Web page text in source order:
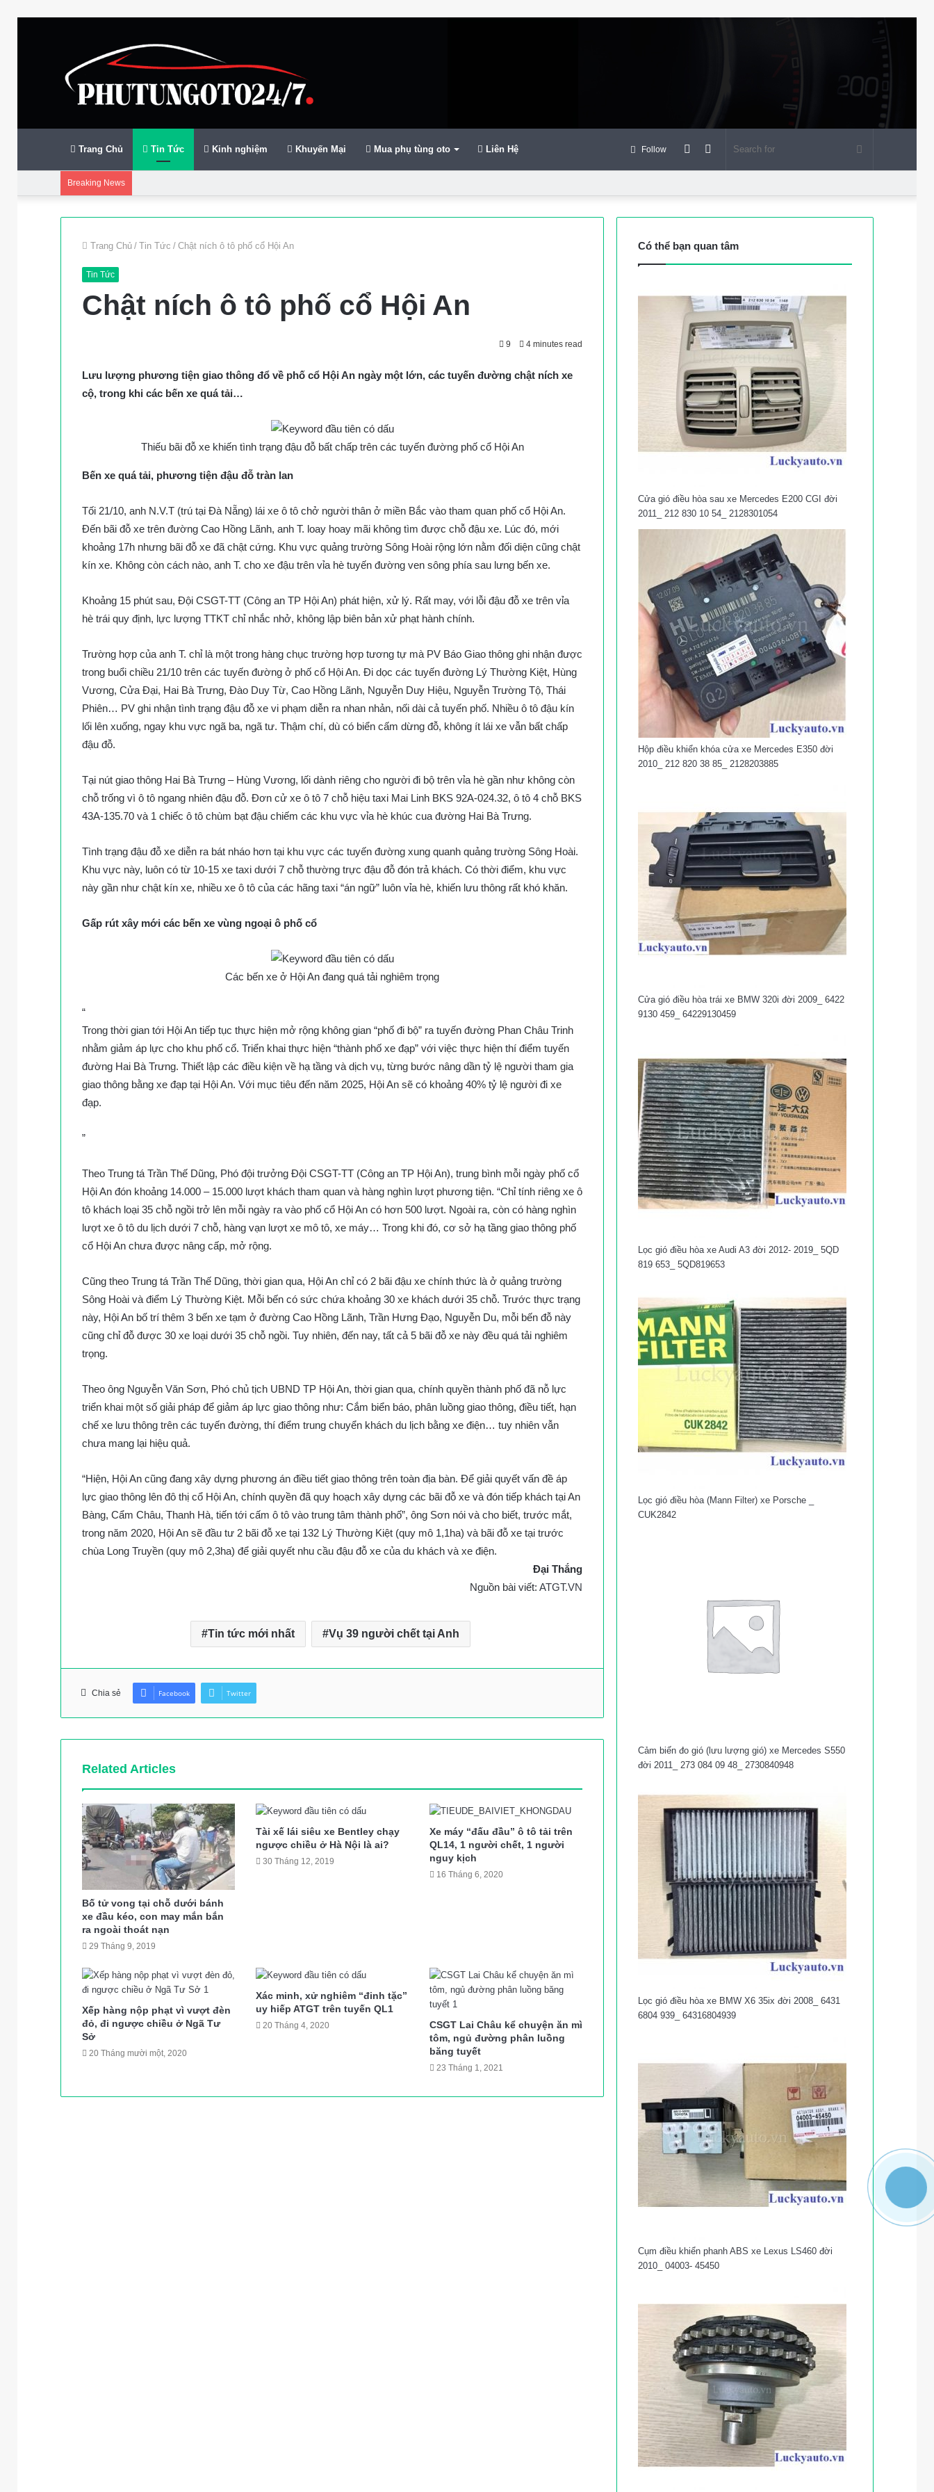
Trang Chủ Tin Tức Kinh nghiệm Khuyến Mại Mua phụ tùng oto Liên Hệ Search
Random
View
Follow
Breaking News
Trang Chủ / Tin Tức / Chật ních ô tô phố cổ Hội An
Tin Tức
Chật ních ô tô phố cổ Hội An
9 4 minutes read
Lưu lượng phương tiện giao thông đổ về phố cổ Hội An ngày một lớn, các tuyến đường chật ních xe
cộ, trong khi các bến xe quá tải…
Thiếu bãi đỗ xe khiến tình trạng đậu đỗ bất chấp trên các tuyến đường phố cổ Hội An
Bến xe quá tải, phương tiện đậu đỗ tràn lan
Tối 21/10, anh N.V.T (trú tại Đà Nẵng) lái xe ô tô chở người thân ở miền Bắc vào tham quan phố cổ Hội An.
Đến bãi đỗ xe trên đường Cao Hồng Lãnh, anh T. loay hoay mãi không tìm được chỗ đậu xe. Lúc đó, mới
khoảng 17h nhưng bãi đỗ xe đã chật cứng. Khu vực quảng trường Sông Hoài rộng lớn nằm đối diện cũng chật
kín xe. Không còn cách nào, anh T. cho xe đậu trên vỉa hè tuyến đường ven sông phía sau lưng bến xe.
Khoảng 15 phút sau, Đội CSGT-TT (Công an TP Hội An) phát hiện, xử lý. Rất may, với lỗi đậu đỗ xe trên vỉa
hè trái quy định, lực lượng TTKT chỉ nhắc nhở, không lập biên bản xử phạt hành chính.
Trường hợp của anh T. chỉ là một trong hàng chục trường hợp tương tự mà PV Báo Giao thông ghi nhận được
trong buổi chiều 21/10 trên các tuyến đường ở phố cổ Hội An. Đi dọc các tuyến đường Lý Thường Kiệt, Hùng
Vương, Cửa Đại, Hai Bà Trưng, Đào Duy Từ, Cao Hồng Lãnh, Nguyễn Duy Hiệu, Nguyễn Trường Tộ, Thái
Phiên… PV ghi nhận tình trạng đậu đỗ xe vi phạm diễn ra nhan nhản, nối dài cả tuyến phố. Nhiều ô tô đậu kín
lối lên xuống, ngay khu vực ngã ba, ngã tư. Thậm chí, dù có biển cấm dừng đỗ, không ít lái xe vẫn bất chấp
đậu đỗ.
Tại nút giao thông Hai Bà Trưng – Hùng Vương, lối dành riêng cho người đi bộ trên vỉa hè gần như không còn
chỗ trống vì ô tô ngang nhiên đậu đỗ. Đơn cử xe ô tô 7 chỗ hiệu taxi Mai Linh BKS 92A-024.32, ô tô 4 chỗ BKS
43A-135.70 và 1 chiếc ô tô chùm bạt đậu chiếm các khu vực vỉa hè khúc cua đường Hai Bà Trưng.
Tình trạng đậu đỗ xe diễn ra bát nháo hơn tại khu vực các tuyến đường xung quanh quảng trường Sông Hoài.
Khu vực này, luôn có từ 10-15 xe taxi dưới 7 chỗ thường trực đậu đỗ đón trả khách. Có thời điểm, khu vực
này gần như chật kín xe, nhiều xe ô tô của các hãng taxi “án ngữ” luôn vỉa hè, khiến lưu thông rất khó khăn.
Gấp rút xây mới các bến xe vùng ngoại ô phố cổ
Các bến xe ở Hội An đang quá tải nghiêm trọng
“
Trong thời gian tới Hội An tiếp tục thực hiện mở rộng không gian “phố đi bộ” ra tuyến đường Phan Châu Trinh
nhằm giảm áp lực cho khu phố cổ. Triển khai thực hiện “thành phố xe đạp” với việc thực hiện thí điểm tuyến
đường Hai Bà Trưng. Thiết lập các điều kiện về hạ tầng và dịch vụ, từng bước nâng dần tỷ lệ người tham gia
giao thông bằng xe đạp tại Hội An. Với mục tiêu đến năm 2025, Hội An sẽ có khoảng 40% tỷ lệ người đi xe
đạp.
”
Theo Trung tá Trần Thế Dũng, Phó đội trưởng Đội CSGT-TT (Công an TP Hội An), trung bình mỗi ngày phố cổ
Hội An đón khoảng 14.000 – 15.000 lượt khách tham quan và hàng nghìn lượt phương tiện. “Chỉ tính riêng xe ô
tô khách loại 35 chỗ ngồi trở lên mỗi ngày ra vào phố cổ Hội An có hơn 500 lượt. Ngoài ra, còn có hàng nghìn
lượt xe ô tô du lịch dưới 7 chỗ, hàng vạn lượt xe mô tô, xe máy… Trong khi đó, cơ sở hạ tầng giao thông phố
cổ Hội An chưa được nâng cấp, mở rộng.
Cũng theo Trung tá Trần Thế Dũng, thời gian qua, Hội An chỉ có 2 bãi đậu xe chính thức là ở quảng trường
Sông Hoài và điểm Lý Thường Kiệt. Mỗi bến có sức chứa khoảng 30 xe khách dưới 35 chỗ. Trước thực trạng
này, Hội An bố trí thêm 3 bến xe tạm ở đường Cao Hồng Lãnh, Trần Hưng Đạo, Nguyễn Du, mỗi bến đỗ này
cũng chỉ đỗ được 30 xe loại dưới 35 chỗ ngồi. Tuy nhiên, đến nay, tất cả 5 bãi đỗ xe này đều quá tải nghiêm
trọng.
Theo ông Nguyễn Văn Sơn, Phó chủ tịch UBND TP Hội An, thời gian qua, chính quyền thành phố đã nỗ lực
triển khai một số giải pháp để giảm áp lực giao thông như: Cắm biển báo, phân luồng giao thông, điều tiết, hạn
chế xe lưu thông trên các tuyến đường, thí điểm trung chuyển khách du lịch bằng xe điện… tuy nhiên vẫn
chưa mang lại hiệu quả.
“Hiện, Hội An cũng đang xây dựng phương án điều tiết giao thông trên toàn địa bàn. Để giải quyết vấn đề áp
lực giao thông lên đô thị cổ Hội An, chính quyền đã quy hoạch xây dựng các bãi đỗ xe và đón tiếp khách tại An
Bàng, Cẩm Châu, Thanh Hà, tiến tới cấm ô tô vào trung tâm thành phố”, ông Sơn nói và cho biết, trước mắt,
trong năm 2020, Hội An sẽ đầu tư 2 bãi đỗ xe tại 132 Lý Thường Kiệt (quy mô 1,1ha) và bãi đỗ xe tại trước
chùa Long Truyền (quy mô 2,3ha) để giải quyết nhu cầu đậu đỗ xe của du khách và xe điện.
Đại Thắng
Nguồn bài viết: ATGT.VN
Tin tức mới nhất Vụ 39 người chết tại Anh
Chia sẻ Facebook Twitter
Related Articles
Bố tử vong tại chỗ dưới bánh
xe đầu kéo, con may mắn bắn
ra ngoài thoát nạn
29 Tháng 9, 2019
Tài xế lái siêu xe Bentley chạy
ngược chiều ở Hà Nội là ai?
30 Tháng 12, 2019
Xe máy “đấu đầu” ô tô tải trên
QL14, 1 người chết, 1 người
nguy kịch
16 Tháng 6, 2020
Xếp hàng nộp phạt vì vượt đèn
đỏ, đi ngược chiều ở Ngã Tư
Sở
20 Tháng mười một, 2020
Xác minh, xử nghiêm “đinh tặc”
uy hiếp ATGT trên tuyến QL1
20 Tháng 4, 2020
CSGT Lai Châu kể chuyện ăn mì
tôm, ngủ đường phân luồng
băng tuyết
23 Tháng 1, 2021
Có thể bạn quan tâm
Cửa gió điều hòa sau xe Mercedes E200 CGI đời
2011_ 212 830 10 54_ 2128301054
Hộp điều khiển khóa cửa xe Mercedes E350 đời
2010_ 212 820 38 85_ 2128203885
Cửa gió điều hòa trái xe BMW 320i đời 2009_ 6422
9130 459_ 64229130459
Lọc gió điều hòa xe Audi A3 đời 2012- 2019_ 5QD
819 653_ 5QD819653
Lọc gió điều hòa (Mann Filter) xe Porsche _
CUK2842
Cảm biến đo gió (lưu lượng gió) xe Mercedes S550
đời 2011_ 273 084 09 48_ 2730840948
Lọc gió điều hòa xe BMW X6 35ix đời 2008_ 6431
6804 939_ 64316804939
Cụm điều khiển phanh ABS xe Lexus LS460 đời
2010_ 04003- 45450